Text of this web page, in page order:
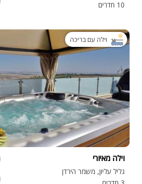
10 חדרים
וילה עם בריכה
וילה מאיורי
גליל עליון, משמר הירדן